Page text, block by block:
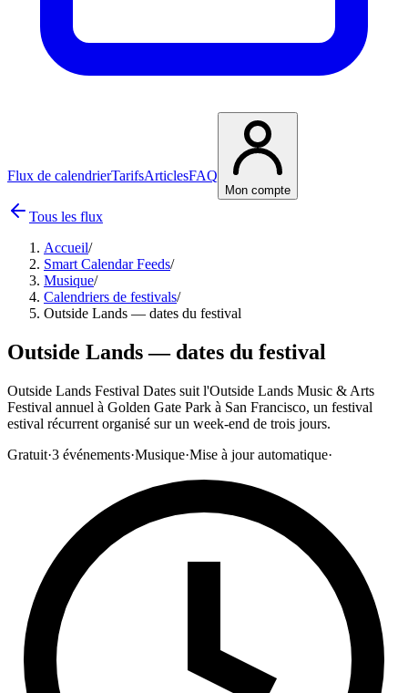
Flux de calendrierTarifsArticlesFAQ
Mon compte
Tous les flux
Accueil/
Smart Calendar Feeds/
Musique/
Calendriers de festivals/
Outside Lands — dates du festival
Outside Lands — dates du festival
Outside Lands Festival Dates suit l'Outside Lands Music & Arts
Festival annuel à Golden Gate Park à San Francisco, un festival
estival récurrent organisé sur un week-end de trois jours.
Gratuit·3 événements·Musique·Mise à jour automatique·